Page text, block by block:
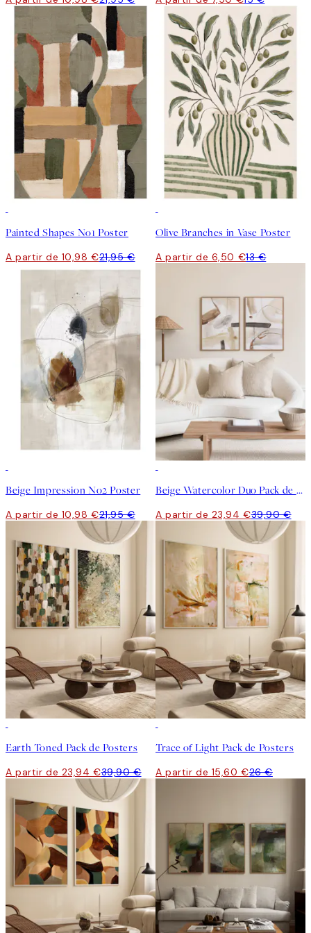
Painted Shapes No1 Poster
A partir de 10,98 €21,95 €
Olive Branches in Vase Poster
A partir de 6,50 €13 €
Beige Impression No2 Poster
A partir de 10,98 €21,95 €
Beige Watercolor Duo Pack de posters
A partir de 23,94 €39,90 €
Earth Toned Pack de Posters
A partir de 23,94 €39,90 €
Trace of Light Pack de Posters
A partir de 15,60 €26 €